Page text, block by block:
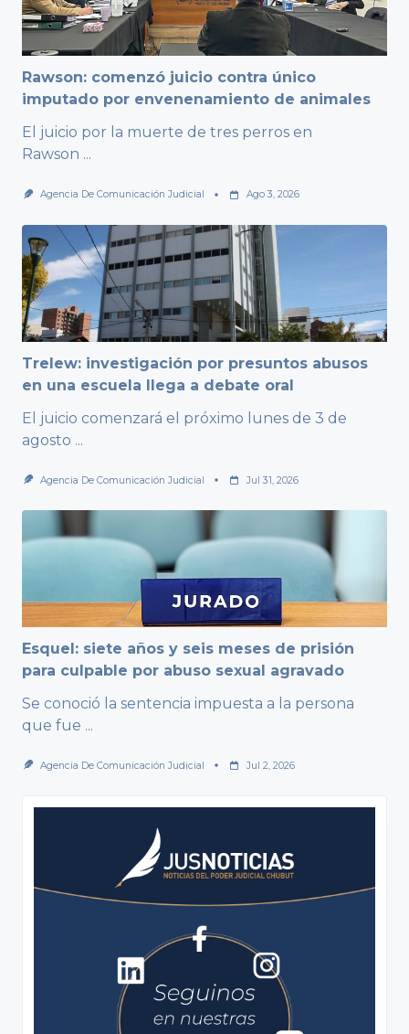
Rawson: comenzó juicio contra único
imputado por envenenamiento de animales
El juicio por la muerte de tres perros en
Rawson ...
Agencia De Comunicación Judicial Ago 3, 2026
Trelew: investigación por presuntos abusos
en una escuela llega a debate oral
El juicio comenzará el próximo lunes de 3 de
agosto ...
Agencia De Comunicación Judicial Jul 31, 2026
Esquel: siete años y seis meses de prisión
para culpable por abuso sexual agravado
Se conoció la sentencia impuesta a la persona
que fue ...
Agencia De Comunicación Judicial Jul 2, 2026